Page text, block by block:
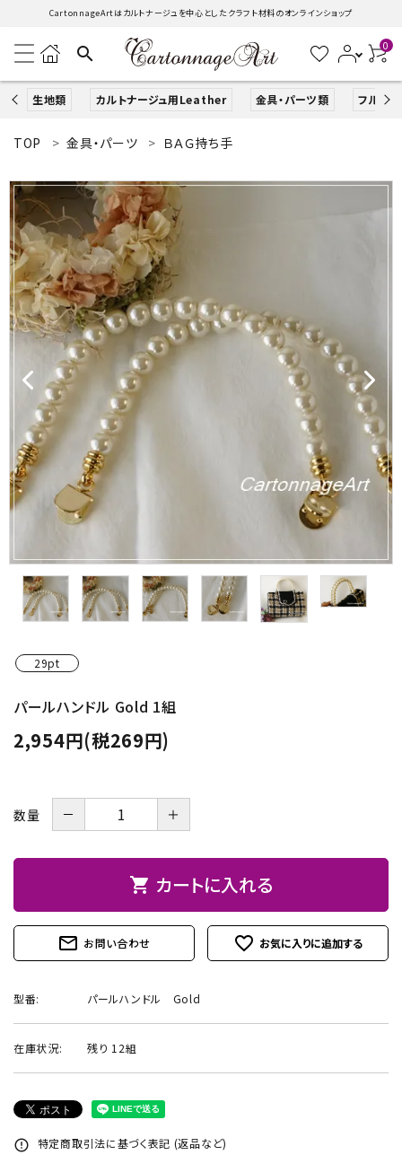
CartonnageArtはカルトナージュを中心としたクラフト材料のオンラインショップ
search 0
生地類 カルトナージュ用Leather 金具・パーツ類 フルキッ
search
ACCOUNT MENU
ようこそ ゲスト 様
ログイン
生地類
カルトナージュLeather用
金具・パーツ類
フルキット
Jolipapier
デコレーション材料
道具類
グループ
お問い合わせ
TOP 金具・パーツ ＢＡＧ持ち手
29pt
パールハンドル Gold 1組
2,954円(税269円)
数量 － ＋
shopping_cart カートに入れる
mail_outline お問い合わせ favorite_outline
型番: パールハンドル Gold
在庫状況: 残り 12組
error_outline 特定商取引法に基づく表記 (返品など)